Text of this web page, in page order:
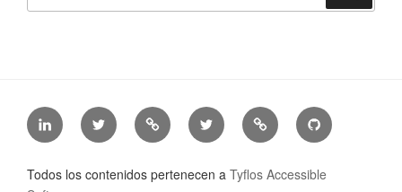
LinkedIn
de
Jonathan
Chacón
Twitter
de
@jonathanchacon
Mastodon
de
Chacón
Twitter
de
@TyfAccSoft
Tyflos
Accessible
Software
Github
de
Tyflos
Todos los contenidos pertenecen a Tyflos Accessible